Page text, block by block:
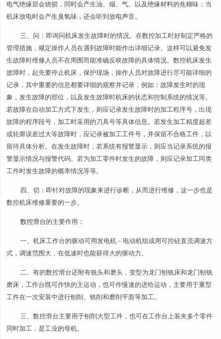
电气绝缘层会烧损，同时会产生油、烟、气、以及绝缘材料的焦糊味；当
机床放电时会产生臭氧味，还会听到放电声音。
三、问：即询问机床发生故障时的情况。在数控加工时好制定严格的
管理措施，规定操作人员在遇到故障时能作出详细记录。这样可以避免发
生故障时维修人员不在周围而能准确反映故障的具体情况。数控机床发生
故障时，起先要停止机床，保护现场，操作人员对故障进行尽可能详细的
记录，其中重要的信息都要详细的观察并记录，例如：故障发生时的现
象，发生故障的部位，以及发生故障时机床的状态和控制系统的情况等。
若故障在自动加工方式下发生，则应记录发生故障时的加工程序号，出现
故障的程序段号，加工时采用的刀具号等具体信息。若发生加工精度超差
或轮廓误差过大等故障时，应记录被加工工件号，并保留不合格工件，以
留待具体分析。在发生故障时，若系统有报警显示，则应当记录系统的报
警显示情况与报警代码。若为加工零件时发生的故障，则应记录加工同类
工件时发生故障的概率情况等等。
四、切：即针对故障的现象来进行诊断，从而进行维修，这一步也是
数控机床维修重要的一步。
数控滑台的主要作用：
一、机床工作台的驱动可用发电机－电动机组或用可控硅直流调速方
式，调速范围大，在低速时也能获得大的驱动力。
二、有的数控滑台还附有铣头和磨头，变型为龙门刨铣床和龙门刨铣
磨床，工作台既可作快的主运动，也可作慢速的进给运动，主要用于重型
工件在一次安装中进行刨削、铣削和磨削平面等加工。
三、数控滑台主要用于刨削大型工件，也可在工作台上装夹多个零件
同时加工，是工业的母机。